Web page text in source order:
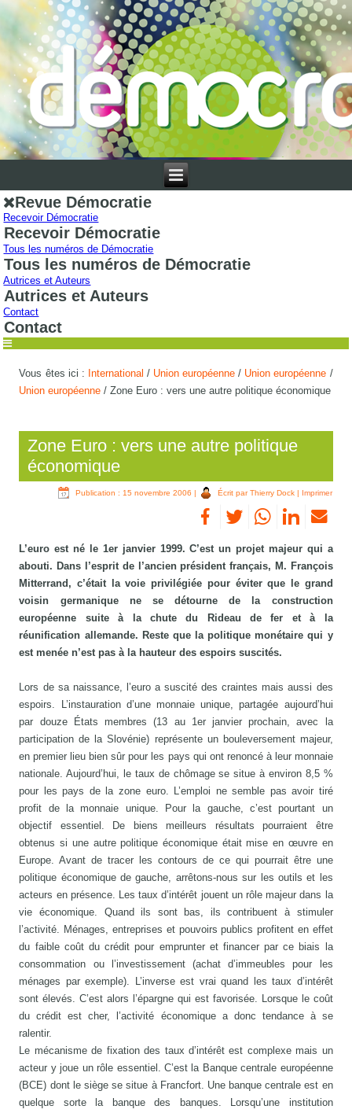
Revue Démocratie
Recevoir Démocratie
Recevoir Démocratie
Tous les numéros de Démocratie
Tous les numéros de Démocratie
Autrices et Auteurs
Autrices et Auteurs
Contact
Contact
Vous êtes ici : International / Union européenne / Union européenne /
Union européenne /Zone Euro : vers une autre politique économique
Zone Euro : vers une autre politique
économique
Publication : 15 novembre 2006 | Écrit par Thierry Dock| Imprimer
L’euro est né le 1er janvier 1999. C’est un projet majeur qui a
abouti. Dans l’esprit de l’ancien président français, M. François
Mitterrand, c’était la voie privilégiée pour éviter que le grand
voisin germanique ne se détourne de la construction
européenne suite à la chute du Rideau de fer et à la
réunification allemande. Reste que la politique monétaire qui y
est menée n’est pas à la hauteur des espoirs suscités.
Lors de sa naissance, l’euro a suscité des craintes mais aussi des
espoirs. L’instauration d’une monnaie unique, partagée aujourd’hui
par douze États membres (13 au 1er janvier prochain, avec la
participation de la Slovénie) représente un bouleversement majeur,
en premier lieu bien sûr pour les pays qui ont renoncé à leur monnaie
nationale. Aujourd’hui, le taux de chômage se situe à environ 8,5 %
pour les pays de la zone euro. L’emploi ne semble pas avoir tiré
profit de la monnaie unique. Pour la gauche, c’est pourtant un
objectif essentiel. De biens meilleurs résultats pourraient être
obtenus si une autre politique économique était mise en œuvre en
Europe. Avant de tracer les contours de ce qui pourrait être une
politique économique de gauche, arrêtons-nous sur les outils et les
acteurs en présence. Les taux d’intérêt jouent un rôle majeur dans la
vie économique. Quand ils sont bas, ils contribuent à stimuler
l’activité. Ménages, entreprises et pouvoirs publics profitent en effet
du faible coût du crédit pour emprunter et financer par ce biais la
consommation ou l’investissement (achat d’immeubles pour les
ménages par exemple). L’inverse est vrai quand les taux d’intérêt
sont élevés. C’est alors l’épargne qui est favorisée. Lorsque le coût
du crédit est cher, l’activité économique a donc tendance à se
ralentir.
Le mécanisme de fixation des taux d’intérêt est complexe mais un
acteur y joue un rôle essentiel. C’est la Banque centrale européenne
(BCE) dont le siège se situe à Francfort. Une banque centrale est en
quelque sorte la banque des banques. Lorsqu’une institution